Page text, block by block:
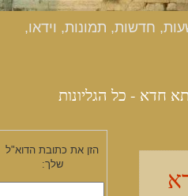
חדא - האתר הרשמי מהנעשה בעולמו של הרב אליעזר ברלנד שליט"א - דיווחים שוטפים 24 שעות, חדשות, תמונות, וידאו,
חדא - כל הגליונות
הזן את כתובת הדוא"ל
שלך: